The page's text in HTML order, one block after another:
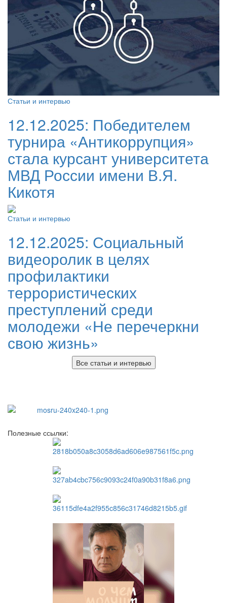
Статьи и интервью
12.12.2025: Победителем
турнира «Антикоррупция»
стала курсант университета
МВД России имени В.Я.
Кикотя
Статьи и интервью
12.12.2025: Социальный
видеоролик в целях
профилактики
террористических
преступлений среди
молодежи «Не перечеркни
свою жизнь»
Все статьи и интервью
Полезные ссылки: